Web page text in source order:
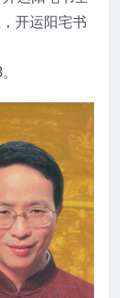
开运阳宅书